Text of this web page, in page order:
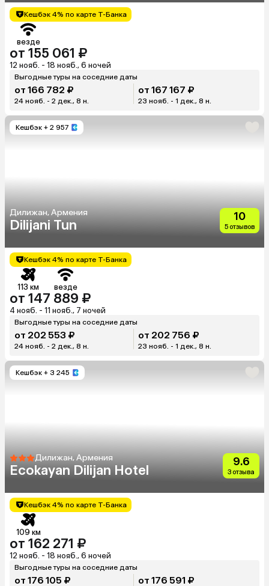
Кешбэк 4% по карте Т-Банка
везде
от 155 061 ₽
12 нояб. - 18 нояб., 6 ночей
Выгодные туры на соседние даты
от 166 782 ₽
24 нояб. - 2 дек., 8 н.
от 167 167 ₽
23 нояб. - 1 дек., 8 н.
Кешбэк + 2 957
Дилижан, Армения
Dilijani Tun
10
5 отзывов
Кешбэк 4% по карте Т-Банка
113 км везде
от 147 889 ₽
4 нояб. - 11 нояб., 7 ночей
Выгодные туры на соседние даты
от 202 553 ₽
24 нояб. - 2 дек., 8 н.
от 202 756 ₽
23 нояб. - 1 дек., 8 н.
Кешбэк + 3 245
Дилижан, Армения
Ecokayan Dilijan Hotel
9.6
3 отзыва
Кешбэк 4% по карте Т-Банка
109 км
от 162 271 ₽
12 нояб. - 18 нояб., 6 ночей
Выгодные туры на соседние даты
от 176 105 ₽ от 176 591 ₽